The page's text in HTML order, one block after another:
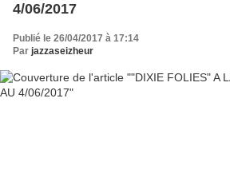
4/06/2017
Publié le 26/04/2017 à 17:14
Par jazzaseizheur